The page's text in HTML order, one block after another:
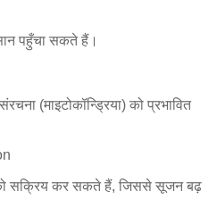
पहुँचा सकते हैं।
(माइटोकॉन्ड्रिया) को प्रभावित
सक्रिय कर सकते हैं, जिससे सूजन बढ़